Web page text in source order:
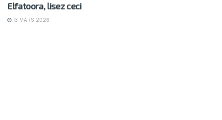
Elfatoora, lisez ceci
13 MARS 2026